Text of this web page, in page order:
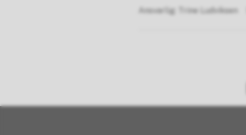
Ansvarlig Trine Ludviksen